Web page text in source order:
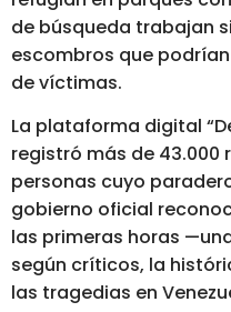
de búsqueda trabajan
escombros que
de víctimas.
La plataforma digital
registró más de 43.000
personas cuyo
gobierno oficial
las primeras horas
según críticos, la
las tragedias en